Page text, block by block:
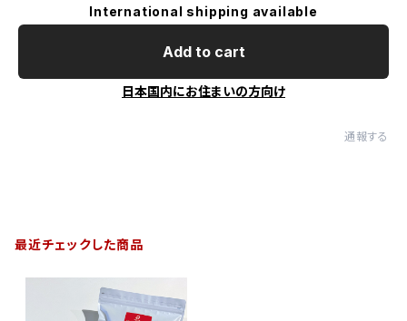
International shipping available
Add to cart
日本国内にお住まいの方向け
通報する
最近チェックした商品